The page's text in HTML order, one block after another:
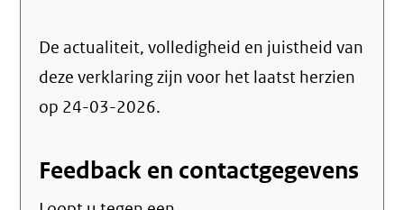
De actualiteit, volledigheid en juistheid van
deze verklaring zijn voor het laatst herzien
op 24-03-2026.
Feedback en contactgegevens